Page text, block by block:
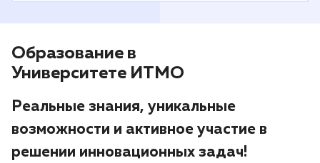
Образование в
Университете ИТМО
Реальные знания, уникальные
возможности и активное участие в
решении инновационных задач!